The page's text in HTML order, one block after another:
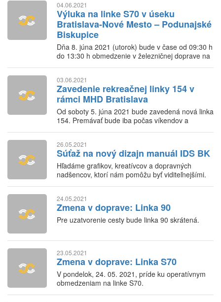
04.06.2021
Výluka na linke S70 v úseku
Bratislava-Nové Mesto – Podunajské
Biskupice
Dňa 8. júna 2021 (utorok) bude v čase od 09:30 h
do 13:30 h obmedzenie v železničnej doprave na
03.06.2021
Zavedenie rekreačnej linky 154 v
rámci MHD Bratislava
Od soboty 5. júna 2021 bude zavedená nová linka
154. Premávať bude iba počas víkendov a
26.05.2021
Súťaž na nový dizajn manuál IDS BK
Hľadáme grafikov, kreatívcov a dopravných
nadšencov, ktorí nám pomôžu byť viditeľnejšími.
24.05.2021
Zmena v doprave: Linka 90
Pre uzatvorenie cesty bude linka 90 skrátená.
23.05.2021
Zmena v doprave: Linka S70
V pondelok, 24. 05. 2021, príde ku operatívnym
obmedzeniam na linke S70.